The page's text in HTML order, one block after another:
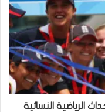
الرياضية النسائية